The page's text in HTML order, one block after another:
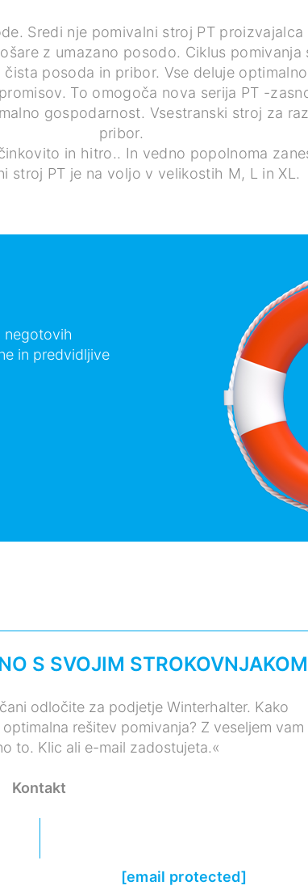
Sredi nje pomivalni stroj PT
z umazano posodo. Ciklus pomivanja
posoda in pribor. Vse deluje
To omogoča nova serija PT -
gospodarnost. Vsestranski stroj za
pribor.
in hitro.. In vedno popolnoma
stroj PT je na voljo v velikostih M, L in XL.
negotovih
in predvidljive
S SVOJIM
odločite za podjetje Winterhalter. Kako
rešitev pomivanja? Z veseljem vam
to. Klic ali e-mail zadostujeta.«
Kontakt
[email protected]